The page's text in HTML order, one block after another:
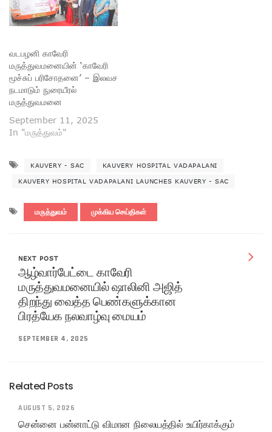
வடபழனி காவேரி
மருத்துவமனையின் ‘காவேரி
மூச்சுப் பரிசோதனை’ – இலவச
நடமாடும் நுரையீரல்
மருத்துவமனை
September 11, 2025
In "மருத்துவம்"
KAUVERY - SAC KAUVERY HOSPITAL VADAPALANI
KAUVERY HOSPITAL VADAPALANI LAUNCHES KAUVERY - SAC
மருத்துவம் முக்கிய செய்திகள்
NEXT POST
ஆழ்வார்பேட்டை காவேரி
மருத்துவமனையில் ஷாலினி அஜித்
திறந்து வைத்த பெண்களுக்கான
பிரத்யேக நலவாழ்வு மையம்
SEPTEMBER 4, 2025
Related Posts
AUGUST 5, 2026
சென்னை பன்னாட்டு விமான நிலையத்தில் உயிர்காக்கும்